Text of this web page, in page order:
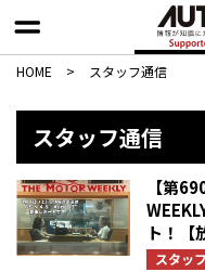
HOME > スタッフ通信
スタッフ通信
【第
ト！【
スタッ